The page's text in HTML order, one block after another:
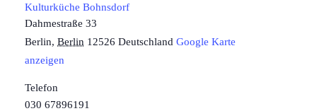
Kulturküche Bohnsdorf
Dahmestraße 33
Berlin, Berlin 12526 Deutschland Google Karte
anzeigen
Telefon
030 67896191